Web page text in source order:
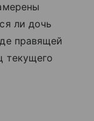
ли дочь
правящей
текущего